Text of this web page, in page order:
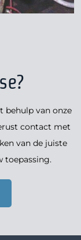
behulp van onze
contact met
van de juiste
toepassing.